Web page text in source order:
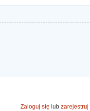
Zaloguj się lub zarejestruj